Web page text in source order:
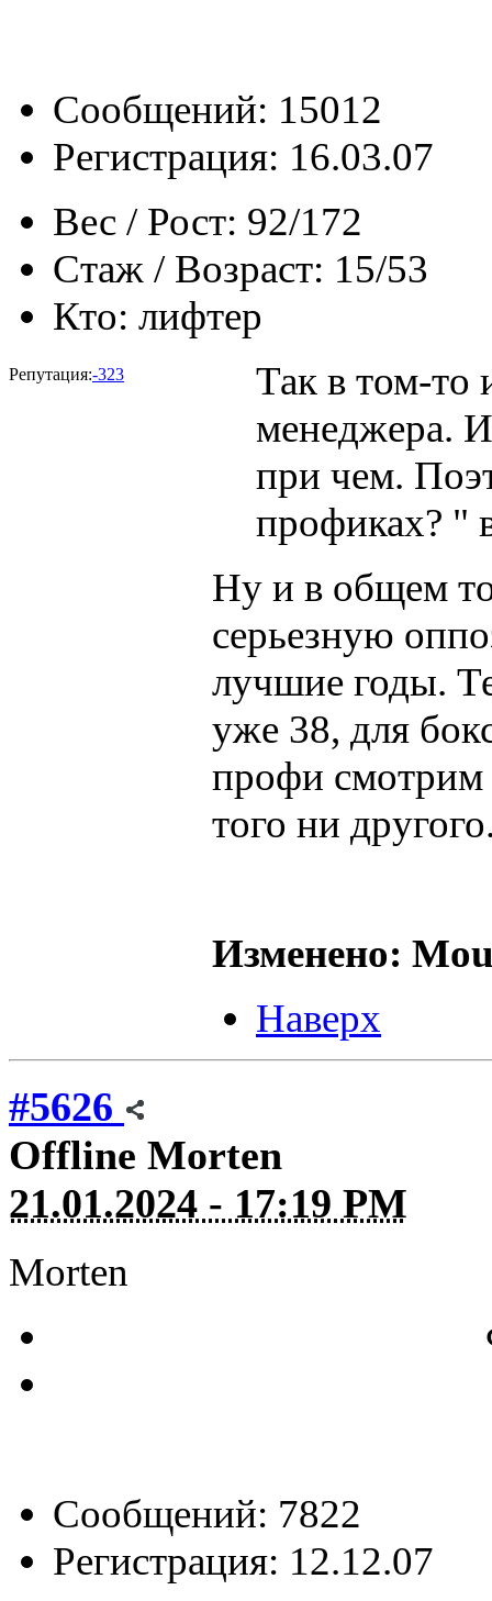
Сообщений: 15012
Регистрация: 16.03.07
Вес / Рост: 92/172
Стаж / Возраст: 15/53
Кто: лифтер
Репутация:-323
Так в том-то
менеджера. И
при чем.
профиках? "
Ну и в общем
серьезную
лучшие годы.
уже 38, для
профи смотрим
того ни
Изменено:
Наверх
#5626
Offline Morten
21.01.2024 - 17:19 PM
Morten
Сообщений: 7822
Регистрация: 12.12.07